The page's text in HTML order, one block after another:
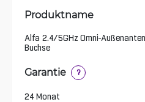
Produktname
Alfa 2.4/5GHz Omni-
Buchse
Garantie ?
24 Monat